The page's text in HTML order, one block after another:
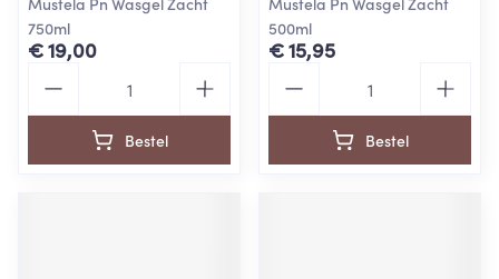
750ml
€ 19,00
Bestel
500ml
€ 15,95
Bestel